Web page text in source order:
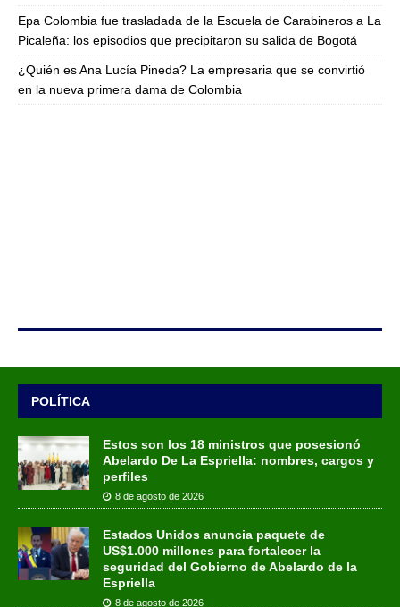
Epa Colombia fue trasladada de la Escuela de Carabineros a La
Picaleña: los episodios que precipitaron su salida de Bogotá
¿Quién es Ana Lucía Pineda? La empresaria que se convirtió
en la nueva primera dama de Colombia
POLÍTICA
Estos son los 18 ministros que posesionó
Abelardo De La Espriella: nombres, cargos y
perfiles
8 de agosto de 2026
Estados Unidos anuncia paquete de
US$1.000 millones para fortalecer la
seguridad del Gobierno de Abelardo de la
Espriella
8 de agosto de 2026